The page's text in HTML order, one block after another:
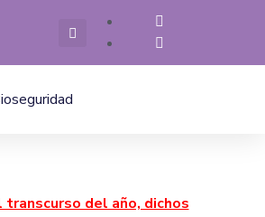
del año, dichos